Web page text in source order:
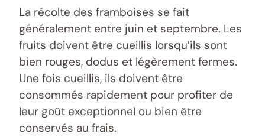
La récolte des framboises se fait
généralement entre juin et septembre. Les
fruits doivent être cueillis lorsqu’ils sont
bien rouges, dodus et légèrement fermes.
Une fois cueillis, ils doivent être
consommés rapidement pour profiter de
leur goût exceptionnel ou bien être
conservés au frais.